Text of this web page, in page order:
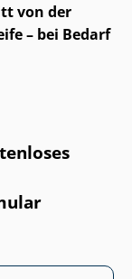
von der
– bei Bedarf